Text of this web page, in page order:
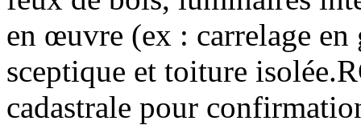
en œuvre (ex : carrelage
sceptique et toiture
cadastrale pour